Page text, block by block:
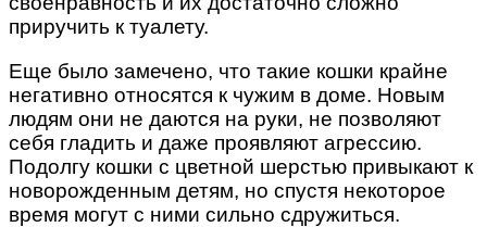
приручить к туалету.
Еще было замечено, что такие кошки крайне
негативно относятся к чужим в доме. Новым
людям они не даются на руки, не позволяют
себя гладить и даже проявляют агрессию.
Подолгу кошки с цветной шерстью привыкают к
новорожденным детям, но спустя некоторое
время могут с ними сильно сдружиться.